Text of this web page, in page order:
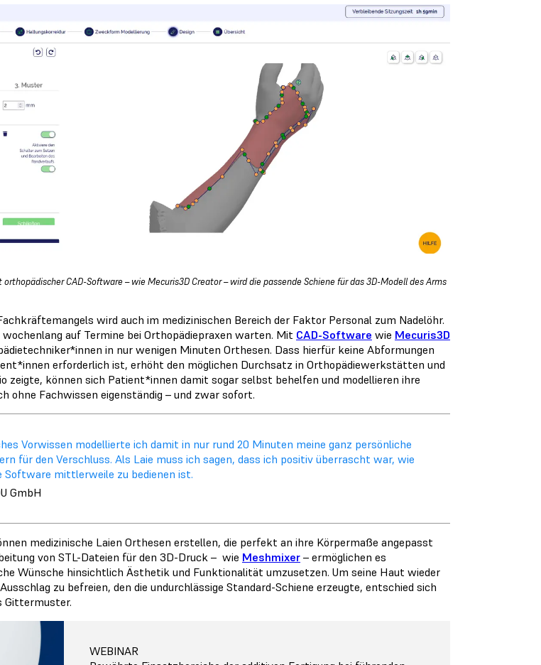
CAD-Software – wie Mecuris3D Creator – wird die passende Schiene für das 3D-Modell des Arms
wird auch im medizinischen Bereich der Faktor Personal zum Nadelöhr.
auf Termine bei Orthopädiepraxen warten. Mit CAD-Software wie Mecuris3D
in nur wenigen Minuten Orthesen. Dass hierfür keine Abformungen
erforderlich ist, erhöht den möglichen Durchsatz in Orthopädiewerkstätten und
zeigte, können sich Patient*innen damit sogar selbst behelfen und modellieren ihre
ohne Fachwissen eigenständig – und zwar sofort.
Vorwissen modellierte ich damit in nur rund 20 Minuten meine ganz persönliche
für den Verschluss. Als Laie muss ich sagen, dass ich positiv überrascht war, wie
mittlerweile zu bedienen ist.
GmbH
medizinische Laien Orthesen erstellen, die perfekt an ihre Körpermaße angepasst
von STL-Dateien für den 3D-Druck – wie Meshmixer – ermöglichen es
Wünsche hinsichtlich Ästhetik und Funktionalität umzusetzen. Um seine Haut wieder
zu befreien, den die undurchlässige Standard-Schiene erzeugte, entschied sich
Gittermuster.
WEBINAR